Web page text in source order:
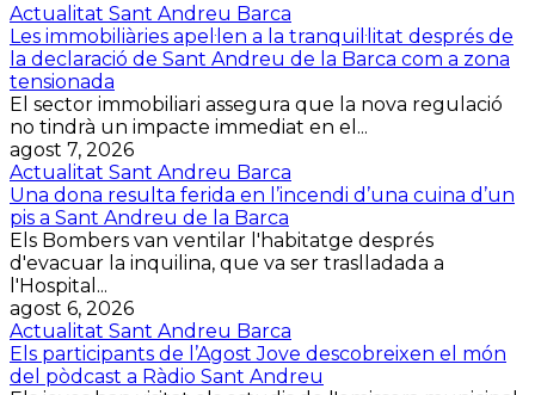
Actualitat Sant Andreu Barca
Les immobiliàries apel·len a la tranquil·litat després de
la declaració de Sant Andreu de la Barca com a zona
tensionada
El sector immobiliari assegura que la nova regulació
no tindrà un impacte immediat en el...
agost 7, 2026
Actualitat Sant Andreu Barca
Una dona resulta ferida en l’incendi d’una cuina d’un
pis a Sant Andreu de la Barca
Els Bombers van ventilar l'habitatge després
d'evacuar la inquilina, que va ser traslladada a
l'Hospital...
agost 6, 2026
Actualitat Sant Andreu Barca
Els participants de l’Agost Jove descobreixen el món
del pòdcast a Ràdio Sant Andreu